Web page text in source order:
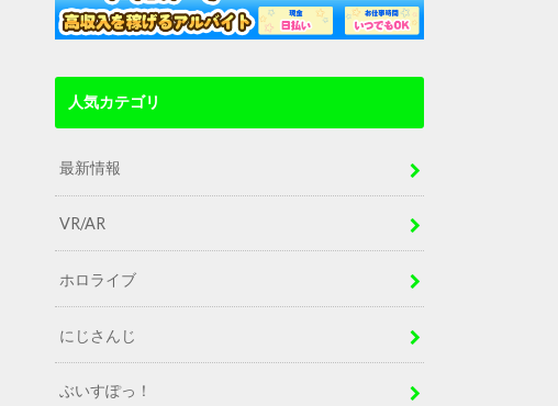
人気カテゴリ
最新情報
VR/AR
ホロライブ
にじさんじ
ぶいすぽっ！